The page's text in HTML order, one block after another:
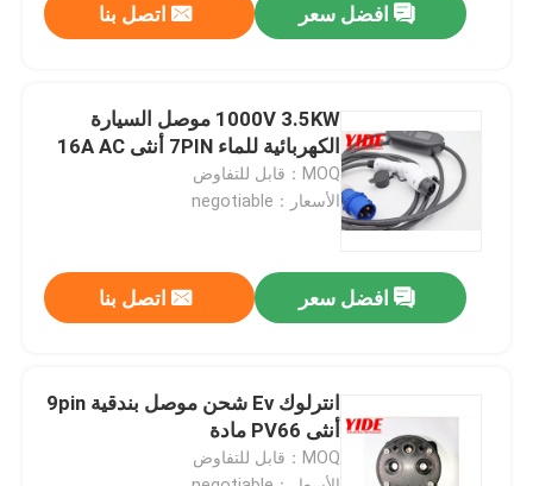
جولة في المعمل
اتصل بنا
موصل السيارة الكهربائية
موصل كهربائي للدراجات النارية
افضل سعر اتصل بنا
1000V 3.5KW موصل السيارة
الكهربائية للماء 7PIN أنثى 16A AC
MOQ：قابل للتفاوض
الأسعار：negotiable
افضل سعر اتصل بنا
انترلوك Ev شحن موصل بندقية 9pin
أنثى PV66 مادة
MOQ：قابل للتفاوض